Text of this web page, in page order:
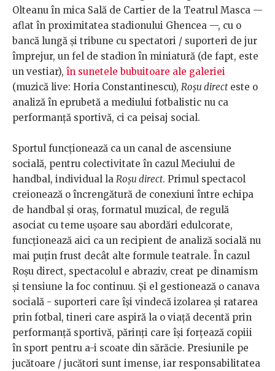
Olteanu în mica Sală de Cartier de la Teatrul Masca —
aflat în proximitatea stadionului Ghencea —, cu o
bancă lungă și tribune cu spectatori / suporteri de jur
împrejur, un fel de stadion în miniatură (de fapt, este
un vestiar), în sunetele bubuitoare ale galeriei
(muzică live: Horia Constantinescu), Roșu directeste o
analiză în eprubetă a mediului fotbalistic nu ca
performanță sportivă, ci ca peisaj social.
Sportul funcționează ca un canal de ascensiune
socială, pentru colectivitate în cazul Meciului de
handbal, individual la Roșu direct. Primul spectacol
creionează o încrengătură de conexiuni între echipa
de handbal și oraș, formatul muzical, de regulă
asociat cu teme ușoare sau abordări edulcorate,
funcționează aici ca un recipient de analiză socială nu
mai puțin frust decât alte formule teatrale. În cazul
Roșu direct, spectacolul e abraziv, creat pe dinamism
și tensiune la foc continuu. Și el gestionează o canava
socială - suporteri care își vindecă izolarea și ratarea
prin fotbal, tineri care aspiră la o viață decentă prin
performanță sportivă, părinți care își forțează copiii
în sport pentru a-i scoate din sărăcie. Presiunile pe
jucătoare / jucători sunt imense, iar responsabilitatea